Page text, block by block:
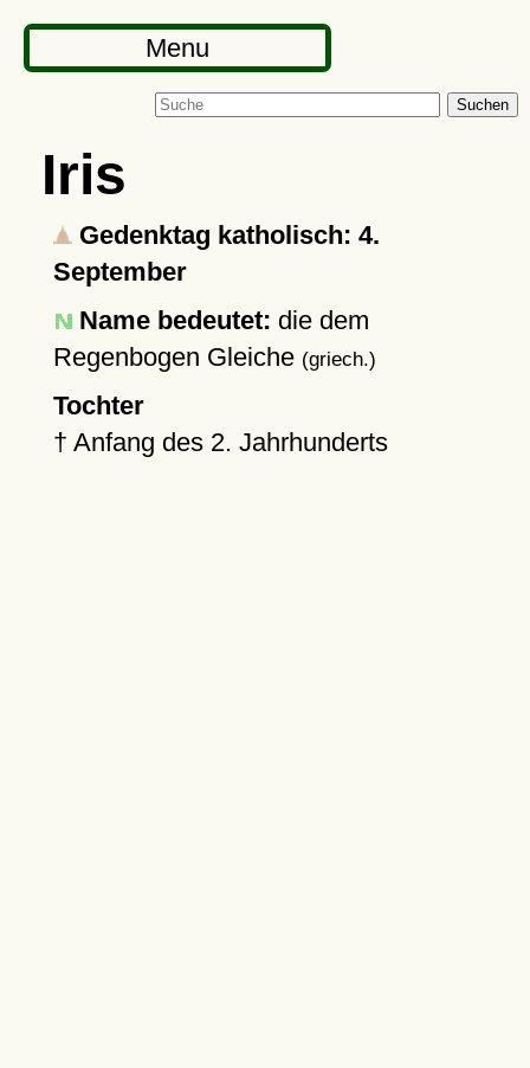
Menu
Suchen
Iris
Gedenktag katholisch: 4.
September
Name bedeutet: die dem
Regenbogen Gleiche (griech.)
Tochter
† Anfang des 2. Jahrhunderts